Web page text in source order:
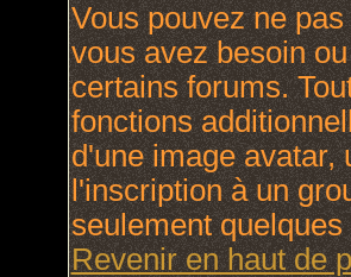
Vous pouvez ne
vous avez besoin
certains forums.
fonctions
d'une image avatar,
l'inscription à un
seulement
Revenir en haut de